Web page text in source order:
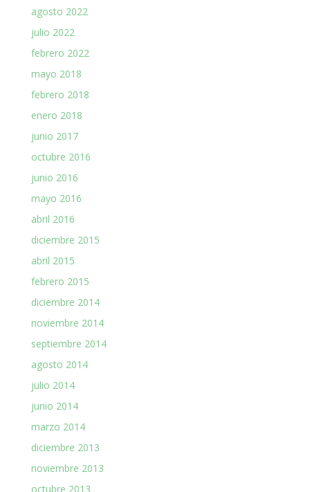
agosto 2022
julio 2022
febrero 2022
mayo 2018
febrero 2018
enero 2018
junio 2017
octubre 2016
junio 2016
mayo 2016
abril 2016
diciembre 2015
abril 2015
febrero 2015
diciembre 2014
noviembre 2014
septiembre 2014
agosto 2014
julio 2014
junio 2014
marzo 2014
diciembre 2013
noviembre 2013
octubre 2013